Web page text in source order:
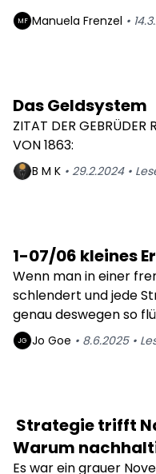
das die Angaben von
sind.Nicht nur das die
Rechtsstaat.
MF Manuela Frenzel •
Das Geldsystem
ZITAT DER GEBRÜDER
VON 1863:
B M K • 29.2.2024•
1-07/06 kleines
Wenn man in einer
schlendert und jede
genau deswegen so
Moment in dem man
wieder auf einen
JG Jo Goe • 8.6.2025•
Strategie trifft
Warum
Es war ein grauer